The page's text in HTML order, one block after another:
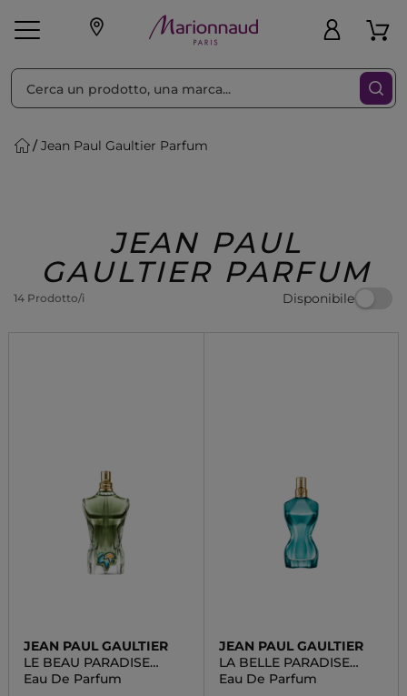
Make-up Profumi
Regalo
Jean Paul Gaultier Parfum
JEAN PAUL
GAULTIER PARFUM
14 Prodotto/i Disponibile
Ordina per Filtra
JEAN PAUL GAULTIER
LE BEAU PARADISE
GARDEN
Eau De Parfum
JEAN PAUL GAULTIER
LA BELLE PARADISE
GARDEN
Eau De Parfum